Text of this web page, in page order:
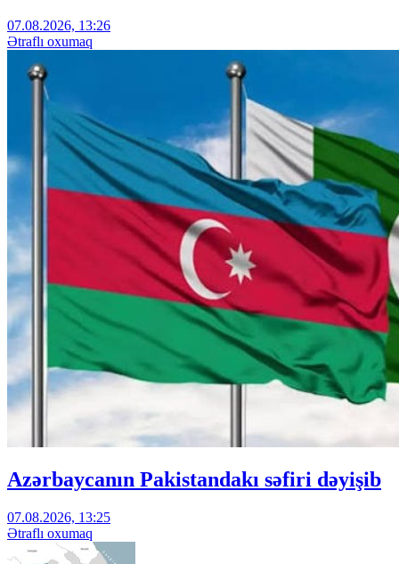
07.08.2026, 13:26
Ətraflı oxumaq
Azərbaycanın Pakistandakı səfiri dəyişib
07.08.2026, 13:25
Ətraflı oxumaq